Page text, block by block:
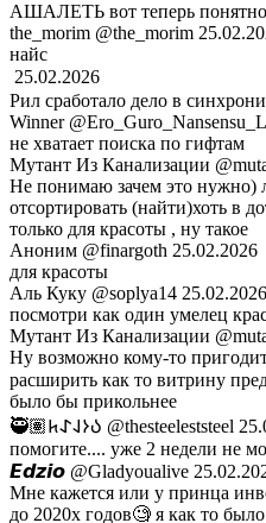
АШАЛЕТЬ вот теперь понятно
the_morim @the_morim
найс
25.02.2026
Рил сработало дело в
Winner
не хватает поиска по гифтам
Мутант Из Канализации
Не понимаю зачем это
отсортировать (найти)хоть в
только для красоты , ну такое
Аноним @finargoth 25.02.2026
для красоты
Аль Куку @soplya14 25.02.2026
посмотри как один умелец
Мутант Из Канализации
Ну возможно кому-то
расширить как то витрину
было бы прикольнее
@thesteeleststeel
помогите.... уже 2 недели не
𝙀𝙙𝙯𝙞𝙤 @Gladyoualive
Мне кажется или у принца
до 2020х годов🧐 я как то